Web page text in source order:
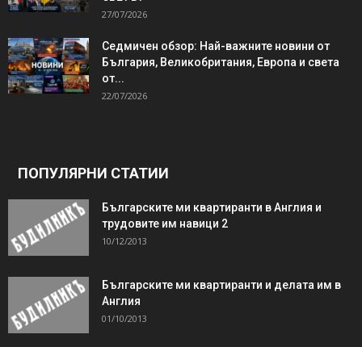
27/07/2026
Седмичен обзор: Най-важните новини от
България, Великобритания, Европа и света
от...
22/07/2026
ПОПУЛЯРНИ СТАТИИ
Българските ми квартиранти в Англия и
трудовите им навици 2
10/12/2013
Българските ми квартиранти и делата им в
Англия
01/10/2013